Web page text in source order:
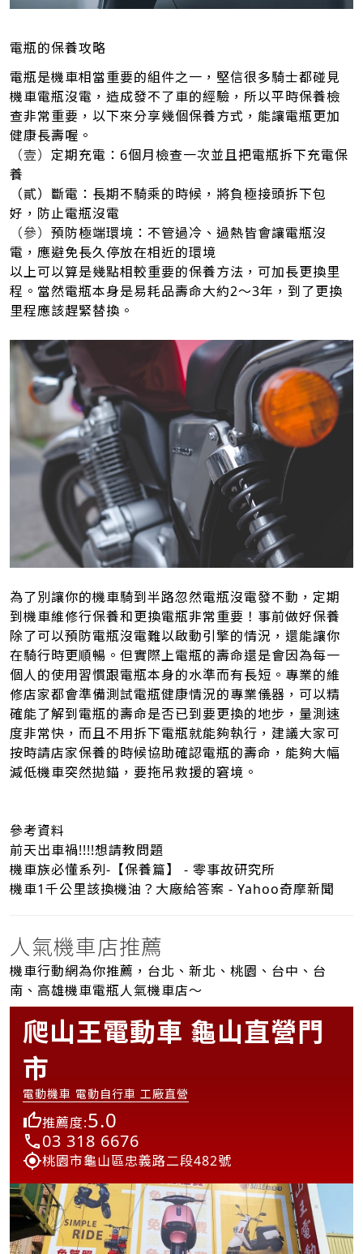
電瓶的保養攻略
電瓶是機車相當重要的組件之一，堅信很多騎士都碰見
機車電瓶沒電，造成發不了車的經驗，所以平時保養檢
查非常重要，以下來分享幾個保養方式，能讓電瓶更加
健康長壽喔。
（壹） 定期充電：6個月檢查一次並且把電瓶拆下充電保
養
（貳）斷電：長期不騎乘的時候，將負極接頭拆下包
好，防止電瓶沒電
（參） 預防極端環境：不管過冷、過熱皆會讓電瓶沒
電，應避免長久停放在相近的環境
以上可以算是幾點相較重要的保養方法，可加長更換里
程。當然電瓶本身是易耗品壽命大約2～3年，到了更換
里程應該趕緊替換。
為了別讓你的機車騎到半路忽然電瓶沒電發不動，定期
到機車維修行保養和更換電瓶非常重要！事前做好保養
除了可以預防電瓶沒電難以啟動引擎的情況，還能讓你
在騎行時更順暢。但實際上電瓶的壽命還是會因為每一
個人的使用習慣跟電瓶本身的水準而有長短。專業的維
修店家都會準備測試電瓶健康情況的專業儀器，可以精
確能了解到電瓶的壽命是否已到要更換的地步，量測速
度非常快，而且不用拆下電瓶就能夠執行，建議大家可
按時請店家保養的時候協助確認電瓶的壽命，能夠大幅
減低機車突然拋錨，要拖吊救援的窘境。
參考資料
前天出車禍!!!!想請教問題
機車族必懂系列-【保養篇】 - 零事故研究所
機車1千公里該換機油？大廠給答案 - Yahoo奇摩新聞
人氣機車店推薦
機車行動網為你推薦，台北、新北、桃園、台中、台
南、高雄機車電瓶人氣機車店～
爬山王電動車 龜山直營門
市
電動機車 電動自行車 工廠直營
推薦度:5.0
03 318 6676
桃園市龜山區忠義路二段482號